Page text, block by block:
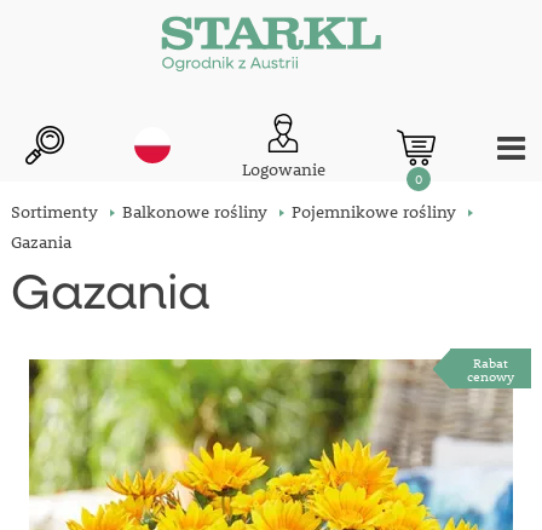
Logowanie 0
Sortimenty Balkonowe rośliny
Pojemnikowe rośliny
Gazania
Gazania
Rabat
cenowy